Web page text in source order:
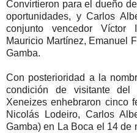
Convirtieron para el dueño
oportunidades, y Carlos
conjunto vencedor Víctor
Mauricio Martínez, Emanuel
Gamba.
Con posterioridad a la
condición de visitante
Xeneizes enhebraron cinco
Nicolás Lodeiro, Carlos
Gamba) en La Boca el 14 de